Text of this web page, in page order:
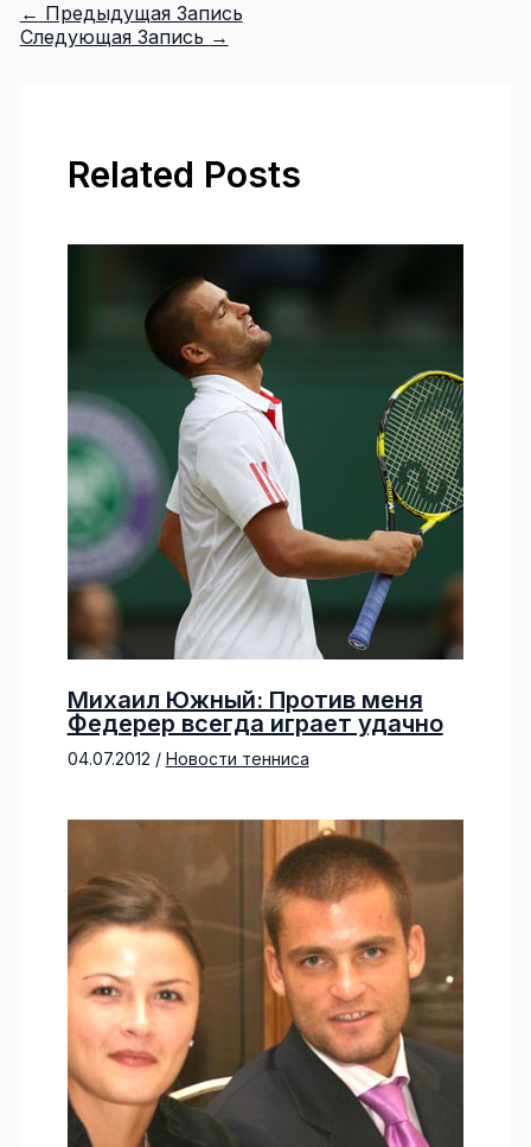
← Предыдущая Запись
Следующая Запись →
Related Posts
Михаил Южный: Против меня
Федерер всегда играет удачно
04.07.2012 / Новости тенниса